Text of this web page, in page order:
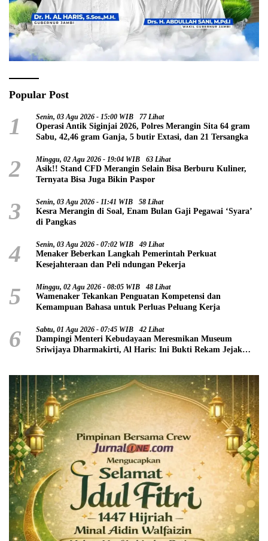
Popular Post
1 Senin, 03 Agu 2026 - 15:00 WIB 77 Lihat
Operasi Antik Siginjai 2026, Polres Merangin Sita 64 gram
Sabu, 42,46 gram Ganja, 5 butir Extasi, dan 21 Tersangka
2 Minggu, 02 Agu 2026 - 19:04 WIB 63 Lihat
Asik!! Stand CFD Merangin Selain Bisa Berburu Kuliner,
Ternyata Bisa Juga Bikin Paspor
3 Senin, 03 Agu 2026 - 11:41 WIB 58 Lihat
Kesra Merangin di Soal, Enam Bulan Gaji Pegawai ‘Syara’
di Pangkas
4 Senin, 03 Agu 2026 - 07:02 WIB 49 Lihat
Menaker Beberkan Langkah Pemerintah Perkuat
Kesejahteraan dan Peli ndungan Pekerja
5 Minggu, 02 Agu 2026 - 08:05 WIB 48 Lihat
Wamenaker Tekankan Penguatan Kompetensi dan
Kemampuan Bahasa untuk Perluas Peluang Kerja
6 Sabtu, 01 Agu 2026 - 07:45 WIB 42 Lihat
Dampingi Menteri Kebudayaan Meresmikan Museum
Sriwijaya Dharmakirti, Al Haris: Ini Bukti Rekam Jejak